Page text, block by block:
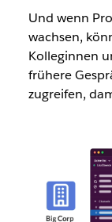
Und wenn
wachsen,
Kolleginnen
frühere
zugreifen,